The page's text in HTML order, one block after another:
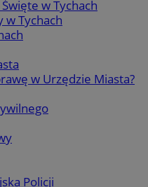
w Tychach
w Tychach
w Urzędzie Miasta?
Policji